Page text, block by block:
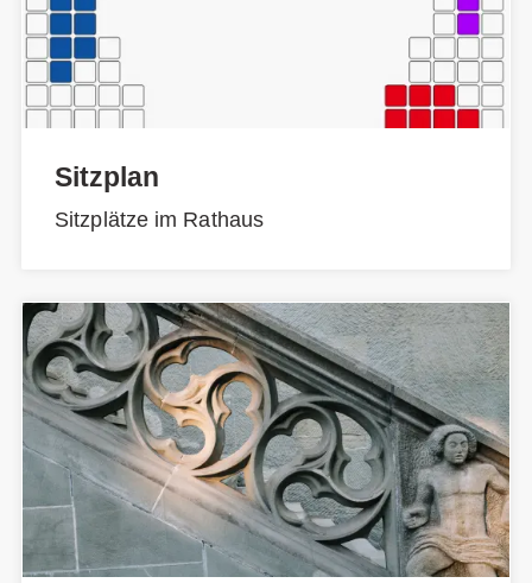
Sitzplan
Sitzplätze im Rathaus